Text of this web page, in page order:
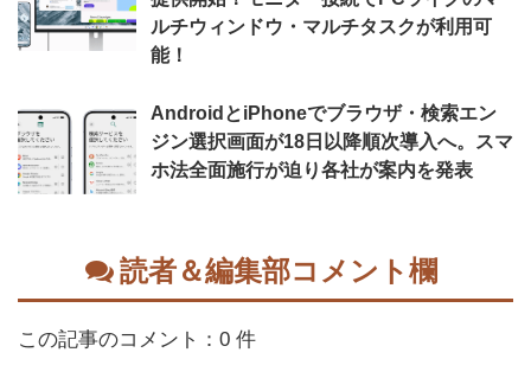
ルチウィンドウ・マルチタスクが利用可
能！
AndroidとiPhoneでブラウザ・検索エン
ジン選択画面が18日以降順次導入へ。スマ
ホ法全面施行が迫り各社が案内を発表
読者＆編集部コメント欄
この記事のコメント：0 件